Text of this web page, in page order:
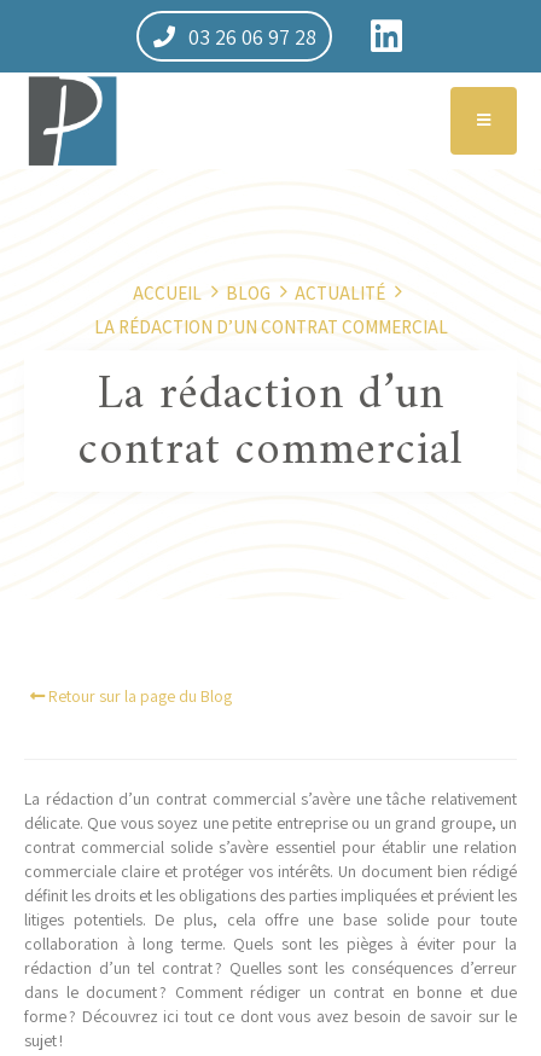
03 26 06 97 28
ACCUEIL BLOG
ACTUALITÉ
LA RÉDACTION D’UN CONTRAT COMMERCIAL
La rédaction d’un
contrat commercial
Retour sur la page du Blog
La rédaction d’un contrat commercial s’avère une tâche relativement
délicate. Que vous soyez une petite entreprise ou un grand groupe, un
contrat commercial solide s’avère essentiel pour établir une relation
commerciale claire et protéger vos intérêts. Un document bien rédigé
définit les droits et les obligations des parties impliquées et prévient les
litiges potentiels. De plus, cela offre une base solide pour toute
collaboration à long terme. Quels sont les pièges à éviter pour la
rédaction d’un tel contrat ? Quelles sont les conséquences d’erreur
dans le document ? Comment rédiger un contrat en bonne et due
forme ? Découvrez ici tout ce dont vous avez besoin de savoir sur le
sujet !